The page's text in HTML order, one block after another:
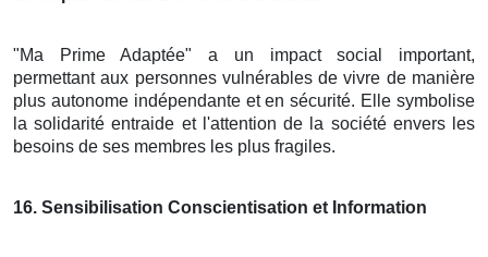
"Ma Prime Adaptée" a un impact social important,
permettant aux personnes vulnérables de vivre de manière
plus autonome indépendante et en sécurité. Elle symbolise
la solidarité entraide et l'attention de la société envers les
besoins de ses membres les plus fragiles.
16. Sensibilisation Conscientisation et Information